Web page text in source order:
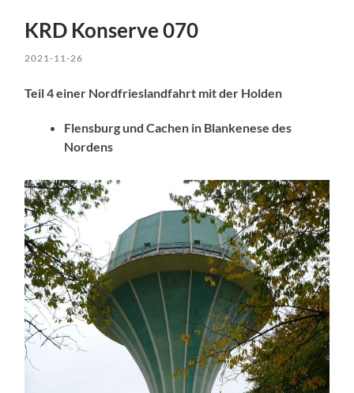
KRD Konserve 070
2021-11-26
Teil 4 einer Nordfrieslandfahrt mit der Holden
Flensburg und Cachen in Blankenese des
Nordens